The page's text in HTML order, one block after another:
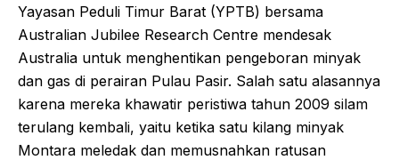
Yayasan Peduli Timur Barat (YPTB) bersama
Australian Jubilee Research Centre mendesak
Australia untuk menghentikan pengeboran minyak
dan gas di perairan Pulau Pasir. Salah satu alasannya
karena mereka khawatir peristiwa tahun 2009 silam
terulang kembali, yaitu ketika satu kilang minyak
Montara meledak dan memusnahkan ratusan